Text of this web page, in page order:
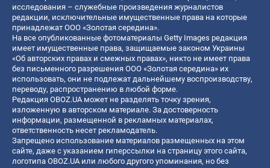
исследования – служебные произведения журналистов
редакции, исключительные имущественные права на которые
принадлежат ООО «Золотая середина».
На все опубликованные фотоматериалы Getty Images редакция
имеет имущественные права, защищаемые законом Украины
«Об авторских правах и смежных правах», никто не имеет права
без письменного разрешения ООО «Золотая середина» их
использовать, они не подлежат дальнейшему воспроизводству,
переводу, распространению в любой форме.
Редакция OBOZ.UA может не разделять точку зрения,
изложенную в авторском материале. За достоверность
информации, размещенной в рекламных материалах,
ответственность несет рекламодатель.
Запрещено использование материалов размещенных на этом
сайте, даже с указанием гиперссылки на страницу этого сайта,
логотипа OBOZ.UA или любого другого упоминания, но без